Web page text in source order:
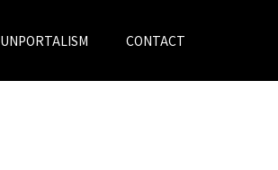
UNPORTALISM CONTACT